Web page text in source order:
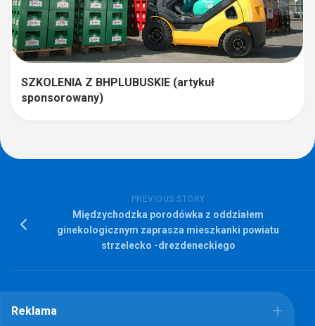
SZKOLENIA Z BHPLUBUSKIE (artykuł
sponsorowany)
PREVIOUS STORY
Międzychodzka porodówka z oddziałem
ginekologicznym zaprasza mieszkanki powiatu
strzelecko -drezdeneckiego
Reklama